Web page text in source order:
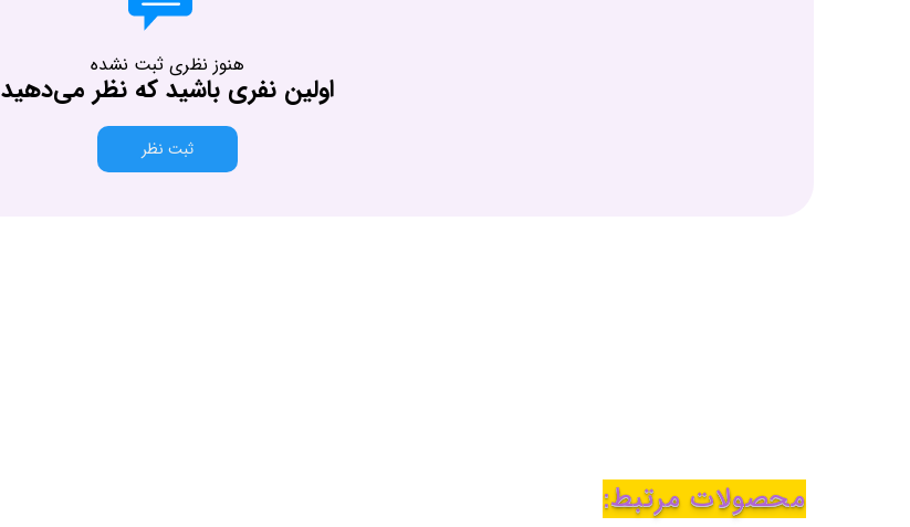
هنوز نظری ثبت نشده
اولین نفری باشید که نظر می‌دهید
ثبت نظر
محصولات مرتبط: